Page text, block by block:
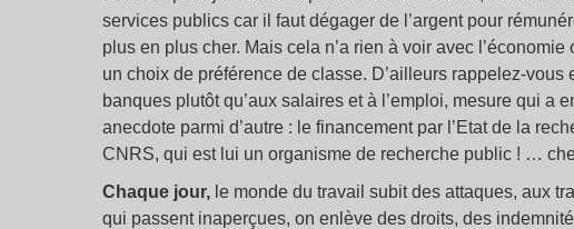
services publics car il faut dégager de l’argent pour
plus en plus cher. Mais cela n’a rien à voir avec
un choix de préférence de classe. D’ailleurs rappelez-
banques plutôt qu’aux salaires et à l’emploi, mesure qui a
anecdote parmi d’autre : le financement par l’Etat de la
CNRS, qui est lui un organisme de recherche public ! …
Chaque jour, le monde du travail subit des attaques, aux
qui passent inaperçues, on enlève des droits, des